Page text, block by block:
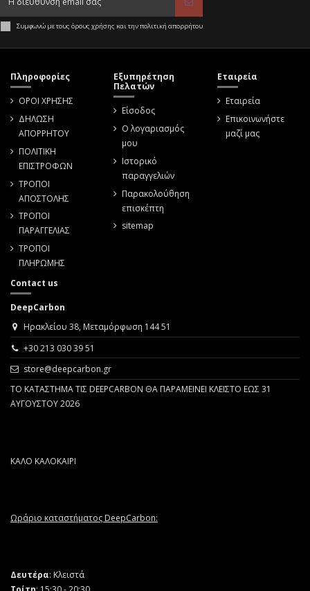
Συμφωνώ με τους όρους χρήσης και την πολιτική απορρήτου
Πληροφορίες
ΟΡΟΙ ΧΡΗΣΗΣ
ΔΗΛΩΣΗ
ΑΠΟΡΡΗΤΟΥ
ΠΟΛΙΤΙΚΗ
ΕΠΙΣΤΡΟΦΩΝ
ΤΡΟΠΟΙ
ΑΠΟΣΤΟΛΗΣ
ΤΡΟΠΟΙ
ΠΑΡΑΓΓΕΛΙΑΣ
ΤΡΟΠΟΙ
ΠΛΗΡΩΜΗΣ
Εξυπηρέτηση
Πελατών
Είσοδος
Ο λογαριασμός
μου
Ιστορικό
παραγγελιών
Παρακολούθηση
επισκέπτη
sitemap
Εταιρεία
Εταιρεία
Επικοινωνήστε
μαζί μας
Contact us
DeepCarbon
Ηρακλείου 38, Μεταμόρφωση 144 51
+30 213 030 39 51
store@deepcarbon.gr
ΤΟ ΚΑΤΑΣΤΗΜΑ ΤΙΣ DEEPCARBON ΘΑ ΠΑΡΑΜΕΙΝΕΙ ΚΛΕΙΣΤΟ ΕΩΣ 31
ΑΥΓΟΥΣΤΟΥ 2026
ΚΑΛΟ ΚΑΛΟΚΑΙΡΙ
Ωράριο καταστήματος DeepCarbon:
Δευτέρα: Κλειστά